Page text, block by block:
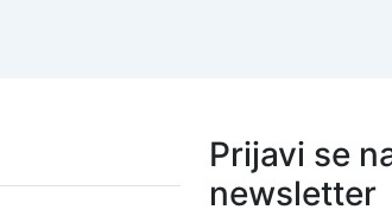
Prijavi se
newsletter